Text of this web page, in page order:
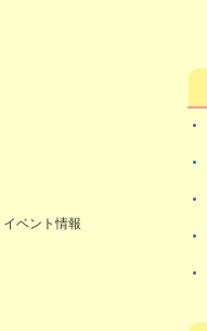
イベント情報